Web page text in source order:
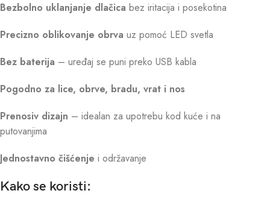
Bezbolno uklanjanje dlačica bez iritacija i posekotina
Precizno oblikovanje obrva uz pomoć LED svetla
Bez baterija – uređaj se puni preko USB kabla
Pogodno za lice, obrve, bradu, vrat i nos
Prenosiv dizajn – idealan za upotrebu kod kuće i na
putovanjima
Jednostavno čišćenje i održavanje
Kako se koristi: